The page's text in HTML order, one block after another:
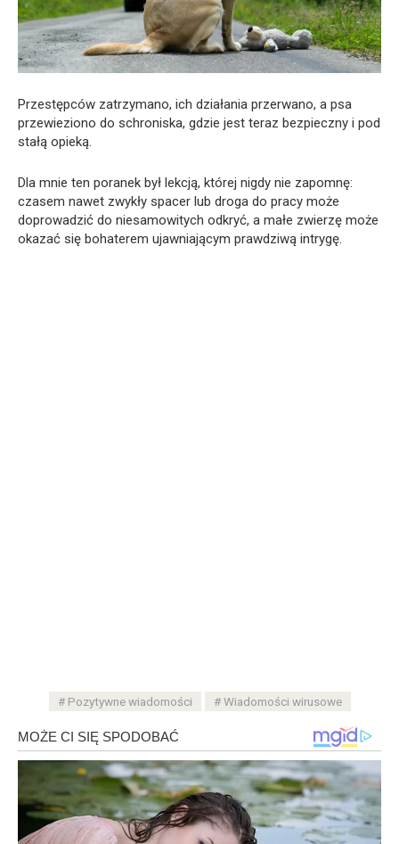
Przestępców zatrzymano, ich działania przerwano, a psa
przewieziono do schroniska, gdzie jest teraz bezpieczny i pod
stałą opieką.
Dla mnie ten poranek był lekcją, której nigdy nie zapomnę:
czasem nawet zwykły spacer lub droga do pracy może
doprowadzić do niesamowitych odkryć, a małe zwierzę może
okazać się bohaterem ujawniającym prawdziwą intrygę.
Pozytywne wiadomości Wiadomości wirusowe